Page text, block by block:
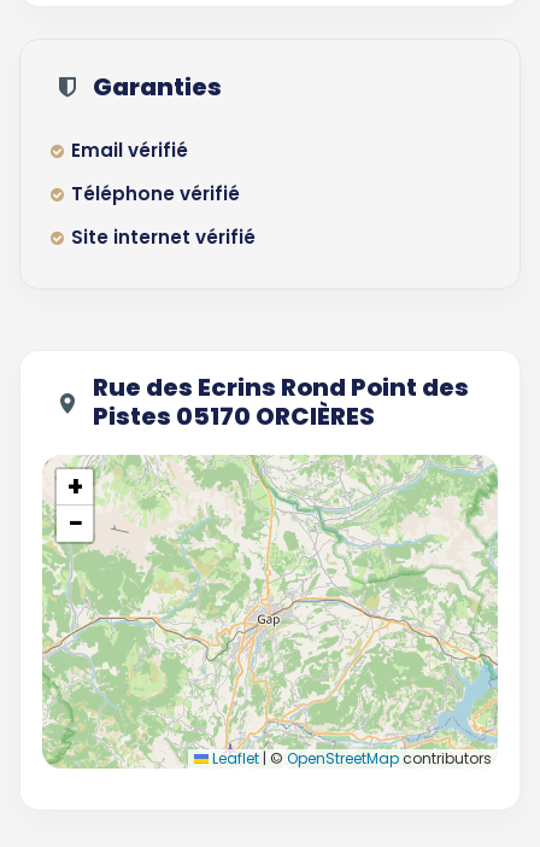
Garanties
Email vérifié
Téléphone vérifié
Site internet vérifié
Rue des Ecrins Rond Point des
Pistes 05170 ORCIÈRES
+
−
Leaflet | © OpenStreetMapcontributors